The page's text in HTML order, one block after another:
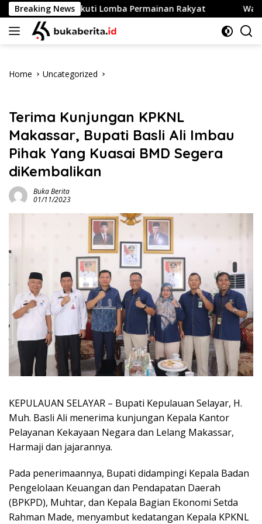
Skip
to
content
Breaking News
Polri Ikuti Lomba Permainan Rakyat Wabup
Home Uncategorized
Terima Kunjungan KPKNL
Makassar, Bupati Basli Ali Imbau
Pihak Yang Kuasai BMD Segera
diKembalikan
Buka Berita
01/11/2023
KEPULAUAN SELAYAR – Bupati Kepulauan Selayar, H.
Muh. Basli Ali menerima kunjungan Kepala Kantor
Pelayanan Kekayaan Negara dan Lelang Makassar,
Harmaji dan jajarannya.
Pada penerimaannya, Bupati didampingi Kepala Badan
Pengelolaan Keuangan dan Pendapatan Daerah
(BPKPD), Muhtar, dan Kepala Bagian Ekonomi Setda
Rahman Made, menyambut kedatangan Kepala KPKNL